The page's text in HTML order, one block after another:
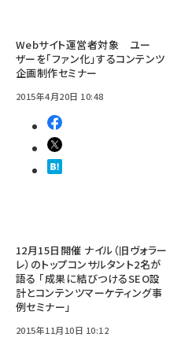
Webサイト運営者対象 ユー
ザーを「ファン化」するコンテンツ
企画制作セミナー
2015年4月20日 10:48
12月15日開催 ナイル（旧ヴォラー
レ）のトップコンサルタント2名が
語る 「成果に結びつけるSEO設
計とコンテンツマーケティング事
例セミナー」
2015年11月10日 10:12